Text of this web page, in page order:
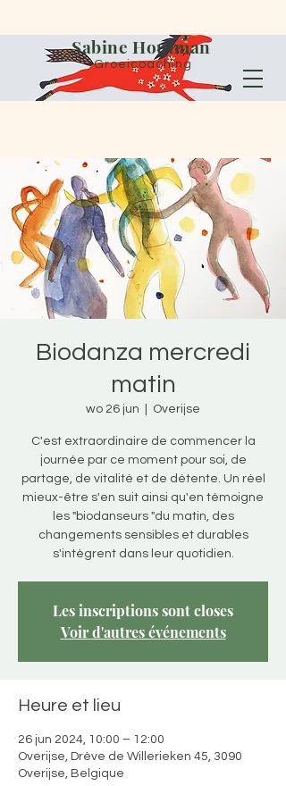
Sabine Houtman
Groeicoaching
Biodanza mercredi
matin
wo 26 jun Overijse
C'est extraordinaire de commencer la
journée par ce moment pour soi, de
partage, de vitalité et de détente. Un réel
mieux-être s'en suit ainsi qu'en témoigne
les "biodanseurs "du matin, des
changements sensibles et durables
s'intègrent dans leur quotidien.
Les inscriptions sont closes
Voir d'autres événements
Heure et lieu
26 jun 2024, 10:00 – 12:00
Overijse, Drève de Willerieken 45, 3090
Overijse, Belgique